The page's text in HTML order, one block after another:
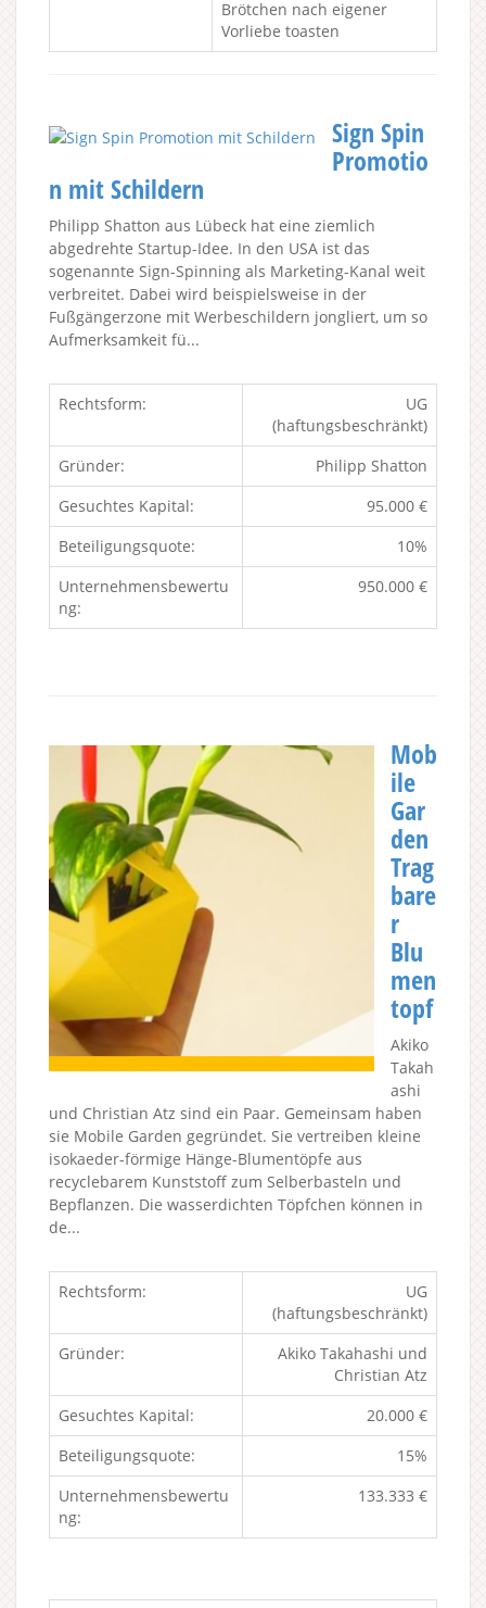
Brötchen nach eigener
Vorliebe toasten
Sign Spin
Promotio
n mit Schildern
Philipp Shatton aus Lübeck hat eine ziemlich
abgedrehte Startup-Idee. In den USA ist das
sogenannte Sign-Spinning als Marketing-Kanal weit
verbreitet. Dabei wird beispielsweise in der
Fußgängerzone mit Werbeschildern jongliert, um so
Aufmerksamkeit fü...
Rechtsform:
UG
(haftungsbeschränkt)
Gründer:
Philipp Shatton
Gesuchtes Kapital:
95.000 €
Beteiligungsquote:
10%
Unternehmensbewertu
ng:
950.000 €
Mob
ile
Gar
den
Trag
bare
r
Blu
men
topf
Akiko
Takah
ashi
und Christian Atz sind ein Paar. Gemeinsam haben
sie Mobile Garden gegründet. Sie vertreiben kleine
isokaeder-förmige Hänge-Blumentöpfe aus
recyclebarem Kunststoff zum Selberbasteln und
Bepflanzen. Die wasserdichten Töpfchen können in
de...
Rechtsform:
UG
(haftungsbeschränkt)
Gründer:
Akiko Takahashi und
Christian Atz
Gesuchtes Kapital:
20.000 €
Beteiligungsquote:
15%
Unternehmensbewertu
ng:
133.333 €